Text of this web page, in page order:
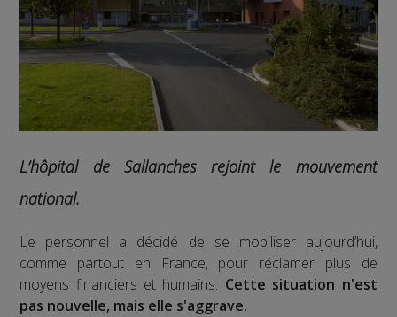
L’hôpital de Sallanches rejoint le mouvement
national.
Le personnel a décidé de se mobiliser aujourd’hui,
comme partout en France, pour réclamer plus de
moyens financiers et humains. Cette situation n'est
pas nouvelle, mais elle s'aggrave.